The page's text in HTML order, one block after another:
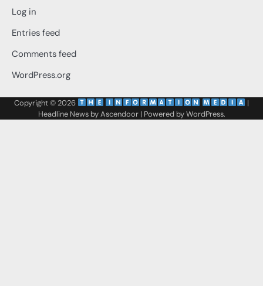
Log in
Entries feed
Comments feed
WordPress.org
Copyright © 2026
|
Headline News byAscendoor| Powered byWordPress.